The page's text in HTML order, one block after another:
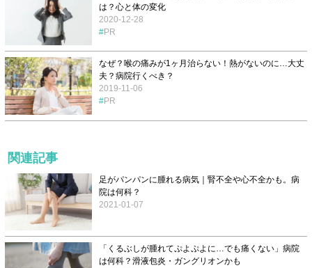
は？心と体の変化
2020-12-28
PR
なぜ？喉の痛みが1ヶ月治らない！熱がないのに…大丈
夫？病院行くべき？
2019-11-06
PR
関連記事
足がパンパンに腫れる病気｜腎不全や心不全かも。病
院は何科？
2021-01-07
「くるぶしが腫れてぷよぷよに…でも痛くない」病院
は何科？滑液包炎・ガングリオンかも